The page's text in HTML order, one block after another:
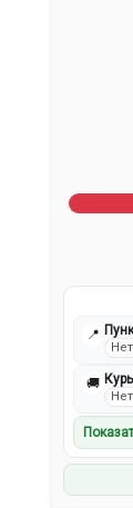
📍
🚚